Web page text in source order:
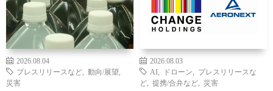
2026.08.04
プレスリリースなど
動向/展望
災害
2026.08.03
AI
ドローン
プレスリリースな
ど
提携/合弁など 災害